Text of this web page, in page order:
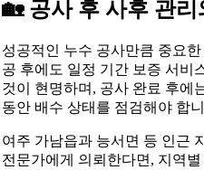
🏡 공사 후 사후 관리
성공적인 누수 공사만큼 중요
공 후에도 일정 기간 보증 서비
것이 현명하며, 공사 완료 후에
동안 배수 상태를 점검해야 합
여주 가남읍과 능서면 등 인근
전문가에게 의뢰한다면, 지역